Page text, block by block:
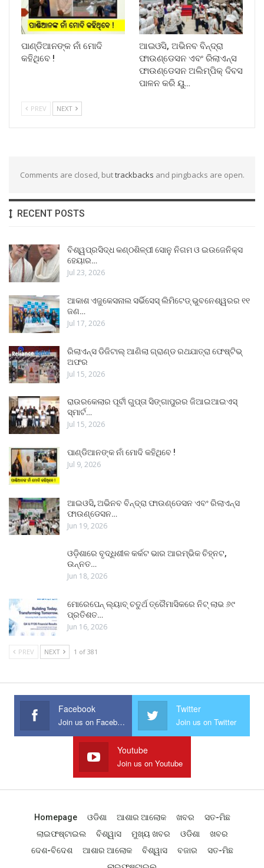
ପାଣ୍ଡିଆନଙ୍କ ନାଁ ମୋଦି
କହିଥିବେ !
ଆଇଓସି, ଅଭିନବ ବିନ୍ଦ୍ରା
ଫାଉଣ୍ଡେସନ ଏବଂ ରିଲାଏନ୍ସ
ଫାଉଣ୍ଡେସନ ଅଲିମ୍ପିକ୍ ଦିବସ
ପାଳନ କରି ୟୁ…
PREV NEXT
Comments are closed, buttrackbacks and pingbacks are open.
RECENT POSTS
ବିଶ୍ୱପ୍ରସିଦ୍ଧ କଣ୍ଠଶିଳ୍ପୀ ସୋନୁ ନିଗମ ଓ ଇଉଜେନିକ୍ସ
ହେୟାର…
Jul 23, 2026
ଆକାଶ ଏଜୁକେସନାଲ ସର୍ଭିସେସ୍ ଲିମିଟେଡ୍ ଭୁବନେଶ୍ୱରର ୧୧
ଜଣ…
Jul 17, 2026
ରିଲାଏନ୍ସ ଡିଜିଟାଲ୍ ଆଣିଲା ଗ୍ରାଣ୍ଡ ରଥଯାତ୍ରା ଫେଷ୍ଟିଭ୍
ଅଫର
Jul 15, 2026
ରାଉରକେଲାର ପୂର୍ବୀ ଗୁପ୍ତା ସିଙ୍ଗାପୁରର ଜିଆଇଆଇଏସ୍
ସ୍ମାର୍ଟ…
Jul 15, 2026
ପାଣ୍ଡିଆନଙ୍କ ନାଁ ମୋଦି କହିଥିବେ !
Jul 9, 2026
ଆଇଓସି, ଅଭିନବ ବିନ୍ଦ୍ରା ଫାଉଣ୍ଡେସନ ଏବଂ ରିଲାଏନ୍ସ
ଫାଉଣ୍ଡେସନ…
Jun 19, 2026
ଓଡ଼ିଶାରେ ବୃଦ୍ଧିଶୀଳ କର୍କଟ ଭାର ଆରମ୍ଭିକ ଚିହ୍ନଟ,
ଉନ୍ନତ…
Jun 18, 2026
ମୋରେପେନ୍ ଲ୍ୟାବ୍ ଚତୁର୍ଥ ତ୍ରୈମାସିକରେ ନିଟ୍ ଲାଭ ୬୯
ପ୍ରତିଶତ…
Jun 16, 2026
PREV NEXT 1 of 381
Facebook
Join us on Facebook
Twitter
Join us on Twitter
Youtube
Join us on Youtube
Homepage ଓଡିଶା ଆଶାର ଆଲୋକ ଖବର
ସତ-ମିଛ
ଲାଇଫଷ୍ଟାଇଲ
ବିଶ୍ୱାସ ମୁଖ୍ୟ ଖବର ଓଡିଶା
ଖବର
ଦେଶ-ବିଦେଶ
ଆଶାର ଆଲୋକ ବିଶ୍ୱାସ ବଜାର
ସତ-ମିଛ